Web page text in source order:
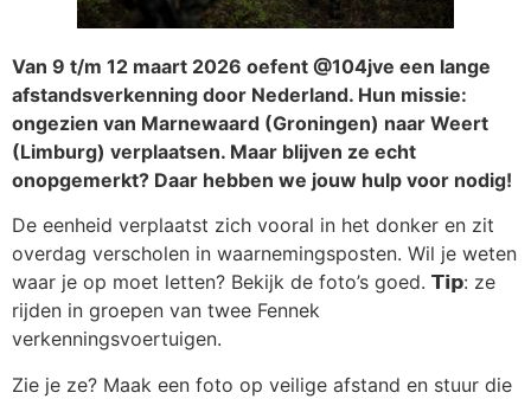
Van 9 t/m 12 maart 2026 oefent @104jve een lange
afstandsverkenning door Nederland. Hun missie:
ongezien van Marnewaard (Groningen) naar Weert
(Limburg) verplaatsen. Maar blijven ze echt
onopgemerkt? Daar hebben we jouw hulp voor nodig!
De eenheid verplaatst zich vooral in het donker en zit
overdag verscholen in waarnemingsposten. Wil je weten
waar je op moet letten? Bekijk de foto’s goed. 𝗧𝗶𝗽: ze
rijden in groepen van twee Fennek
verkenningsvoertuigen.
Zie je ze? Maak een foto op veilige afstand en stuur die